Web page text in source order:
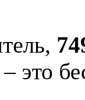
это